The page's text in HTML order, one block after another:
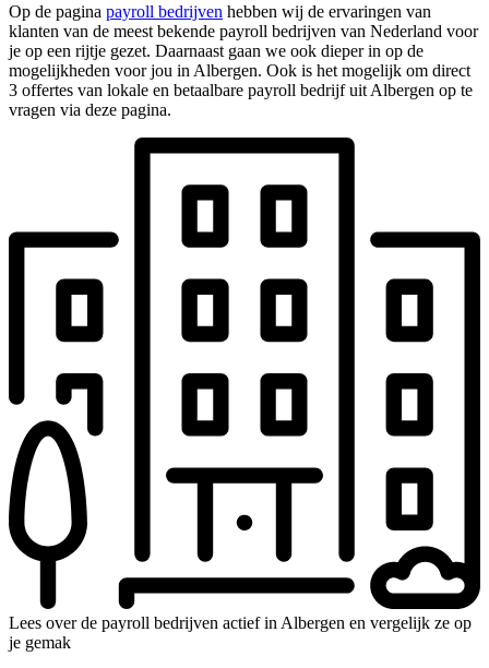
Op de pagina payroll bedrijven hebben wij de ervaringen van
klanten van de meest bekende payroll bedrijven van Nederland voor
je op een rijtje gezet. Daarnaast gaan we ook dieper in op de
mogelijkheden voor jou in Albergen. Ook is het mogelijk om direct
3 offertes van lokale en betaalbare payroll bedrijf uit Albergen op te
vragen via deze pagina.
Lees over de payroll bedrijven actief in Albergen en vergelijk ze op
je gemak